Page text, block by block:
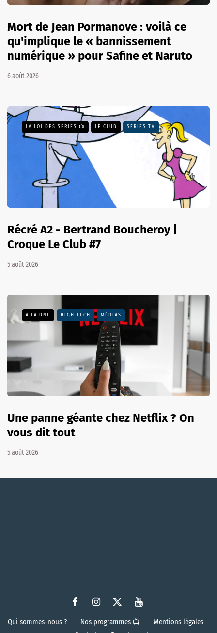
Mort de Jean Pormanove : voilà ce
qu'implique le « bannissement
numérique » pour Safine et Naruto
6 août 2026
LA LOI DES SÉRIES 📺 LE CLUB SÉRIES TV
Récré A2 - Bertrand Boucheroy |
Croque Le Club #7
5 août 2026
A LA UNE HIGH TECH MÉDIAS
Une panne géante chez Netflix ? On
vous dit tout
5 août 2026
Qui sommes-nous ? Nos programmes 📺
Mentions légales